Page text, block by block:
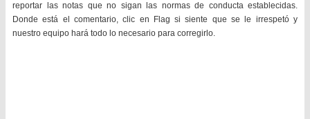
reportar las notas que no sigan las normas de conducta establecidas.
Donde está el comentario, clic en Flag si siente que se le irrespetó y
nuestro equipo hará todo lo necesario para corregirlo.